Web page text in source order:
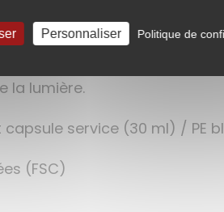
la lumière.
service (30 ml) / PE
(FSC)
Personnaliser Politique de